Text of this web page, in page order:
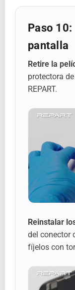
Paso
pantalla
Retire la
protectora
REPART.
Reinstalar
del conector
fíjelos con